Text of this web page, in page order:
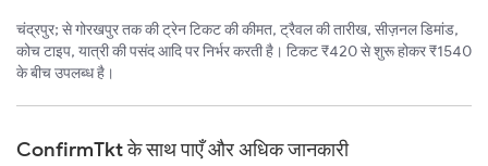
चंद्रपुर; से गोरखपुर तक की ट्रेन टिकट की कीमत, ट्रैवल की तारीख, सीज़नल डिमांड,
कोच टाइप, यात्री की पसंद आदि पर निर्भर करती है। टिकट ₹420 से शुरू होकर ₹1540
के बीच उपलब्ध है।
ConfirmTkt के साथ पाएँ और अधिक जानकारी